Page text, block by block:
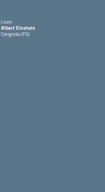
Liceo
Albert Einstein
Cerignola (FG)
— Visita la pagina iniziale della scuola